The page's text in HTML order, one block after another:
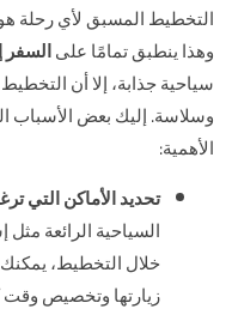
التخطيط المسبق لأي رحلة
وهذا ينطبق تمامًا علىالسفر
سياحية جذابة، إلا أن
وسلاسة. إليك بعض الأسباب
الأهمية:
تحديد الأماكن التي
السياحية الرائعة
خلال التخطيط، يمكنك
زيارتها وتخصيص